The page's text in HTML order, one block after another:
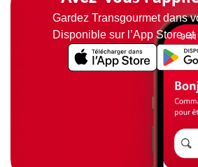
Gardez Transgourmet dans
Disponible sur l’App Store